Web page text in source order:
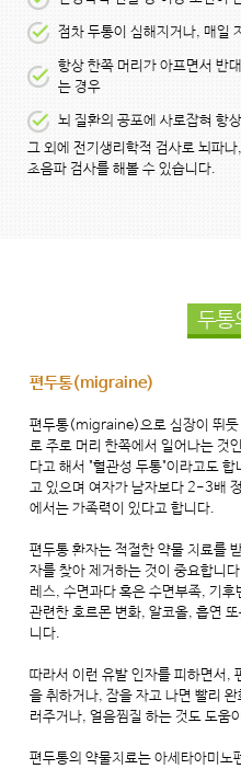
점차 두통이 심해지거나, 매일
항상 한쪽 머리가 아프면서 반
는 경우
뇌 질환의 공포에 사로잡혀 항
그 외에 전기생리학적 검사로 뇌파
초음파 검사를 해볼 수 있습니다.
두통
편두통(migraine)
편두통(migraine)으로 심장이 뛰듯
로 주로 머리 한쪽에서 일어나는 것
다고 해서 "혈관성 두통"이라고도
고 있으며 여자가 남자보다 2-3배
에서는 가족력이 있다고 합니다.
편두통 환자는 적절한 약물 치료를
자를 찾아 제거하는 것이 중요합니
레스, 수면과다 혹은 수면부족, 기
관련한 호르몬 변화, 알코올, 흡연
니다.
따라서 이런 유발 인자를 피하면서,
을 취하거나, 잠을 자고 나면 빨리
러주거나, 얼음찜질 하는 것도 도움
편두통의 약물치료는 아세타아미노